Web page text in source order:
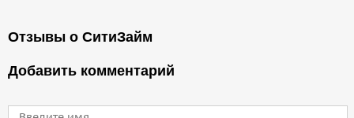
Отзывы о СитиЗайм
Добавить комментарий
Имя